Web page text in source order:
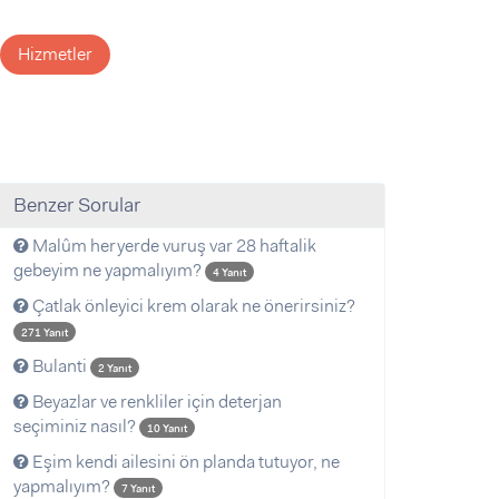
Hizmetler
Benzer Sorular
Malûm heryerde vuruş var 28 haftalik
gebeyim ne yapmalıyım?
4 Yanıt
Çatlak önleyici krem olarak ne önerirsiniz?
271 Yanıt
Bulanti 2 Yanıt
Beyazlar ve renkliler için deterjan
seçiminiz nasıl?
10 Yanıt
Eşim kendi ailesini ön planda tutuyor, ne
yapmalıyım?
7 Yanıt